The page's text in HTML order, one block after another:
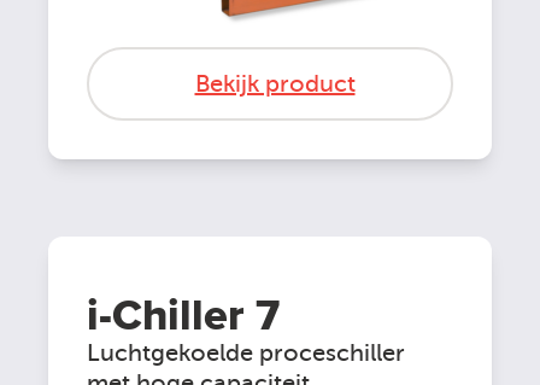
Bekijk product
i-Chiller 7
Luchtgekoelde proceschiller